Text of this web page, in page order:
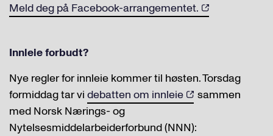
Meld deg på Facebook-arrangementet.
Innleie forbudt?
Nye regler for innleie kommer til høsten. Torsdag
formiddag tar vi debatten om innleie
sammen
med Norsk Nærings- og
Nytelsesmiddelarbeiderforbund (NNN):